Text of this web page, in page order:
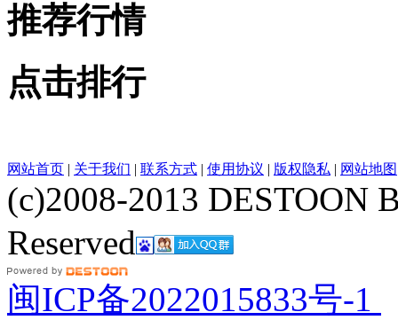
推荐行情
点击排行
网站首页 | 关于我们 | 联系方式 | 使用协议 | 版权隐私 | 网站地图
(c)2008-2013 DESTOON
Reserved
闽ICP备2022015833号-1